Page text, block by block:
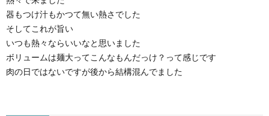
器もつけ汁もかつて無い熱さでした
そしてこれが旨い
いつも熱々ならいいなと思いました
ボリュームは麺大ってこんなもんだっけ？って感じです
肉の日ではないですが後から結構混んでました